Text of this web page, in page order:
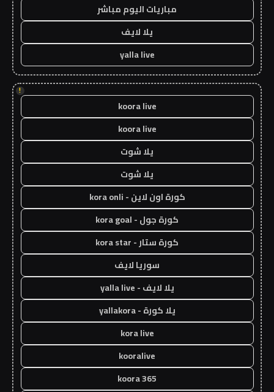
مباريات اليوم مباشر
يلا لايف
yalla live
!
koora live
koora live
يلا شوت
يلا شوت
كورة اون لاين - kora onli
كورة جول - kora goal
كورة ستار - kora star
سوريا لايف
يلا لايف - yalla live
يلا كورة - yallakora
kora live
kooralive
koora 365